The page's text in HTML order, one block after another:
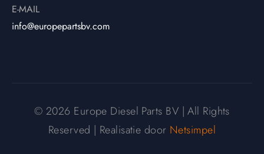
E-MAIL
info@europepartsbv.com
© 2026 Europe Diesel Parts BV | All Rights
Reserved | Realisatie door Netsimpel